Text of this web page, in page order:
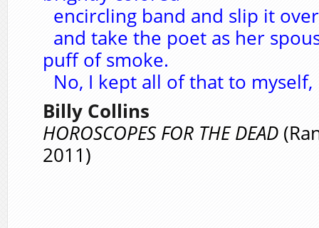
encircling band and slip it
and take the poet as her
puff of smoke.
No, I kept all of that to
Billy Collins
HOROSCOPES FOR THE DEAD
2011)